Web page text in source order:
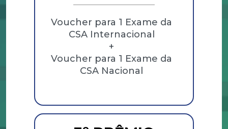
Voucher para 1 Exame da
CSA Internacional
+
Voucher para 1 Exame da
CSA Nacional